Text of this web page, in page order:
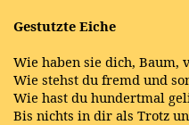
Gestutzte Eiche
Wie haben sie dich, Baum,
Wie stehst du fremd und
Wie hast du hundertmal
Bis nichts in dir als Trotz